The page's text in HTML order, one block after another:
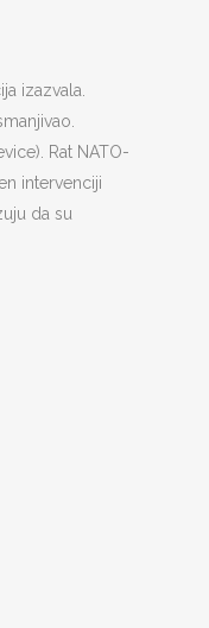
izazvala.
Rat NATO-
intervenciji
da su